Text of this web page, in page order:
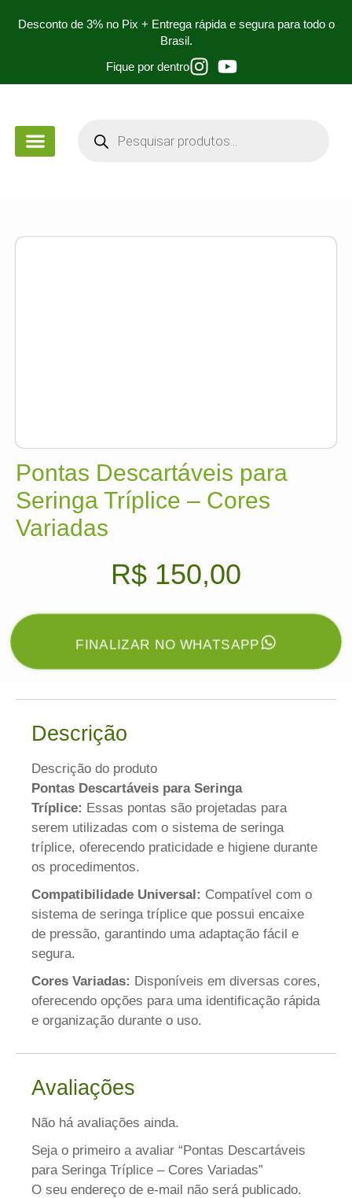
Desconto de 3% no Pix + Entrega rápida e segura para todo o
Brasil.
Fique por dentro
Pontas Descartáveis para
Seringa Tríplice – Cores
Variadas
R$ 150,00
FINALIZAR NO WHATSAPP
Descrição
Descrição do produto
Pontas Descartáveis para Seringa
Tríplice: Essas pontas são projetadas para
serem utilizadas com o sistema de seringa
tríplice, oferecendo praticidade e higiene durante
os procedimentos.
Compatibilidade Universal: Compatível com o
sistema de seringa tríplice que possui encaixe
de pressão, garantindo uma adaptação fácil e
segura.
Cores Variadas: Disponíveis em diversas cores,
oferecendo opções para uma identificação rápida
e organização durante o uso.
Avaliações
Não há avaliações ainda.
Seja o primeiro a avaliar “Pontas Descartáveis
para Seringa Tríplice – Cores Variadas”
O seu endereço de e-mail não será publicado.